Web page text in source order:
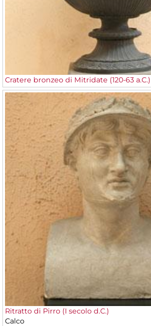
Cratere bronzeo di Mitridate (120-63 a.C.)
Ritratto di Pirro (I secolo d.C.)
Calco